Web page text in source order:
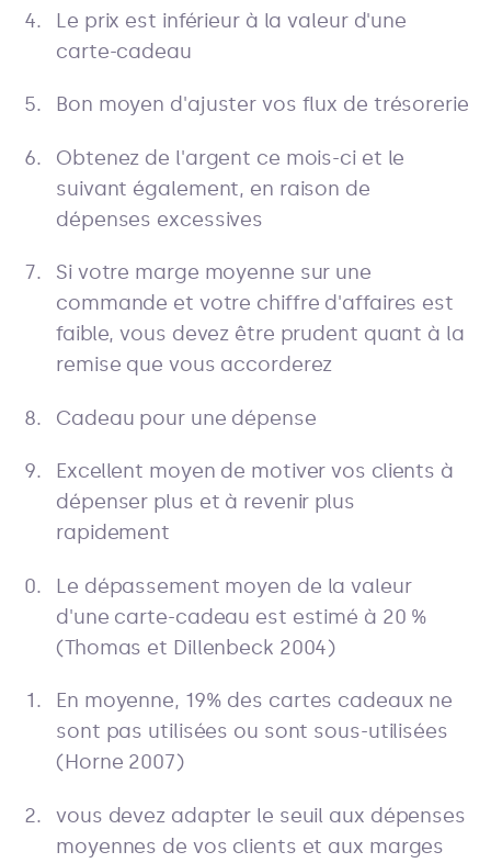
Le prix est inférieur à la valeur d'une
carte-cadeau
Bon moyen d'ajuster vos flux de trésorerie
Obtenez de l'argent ce mois-ci et le
suivant également, en raison de
dépenses excessives
Si votre marge moyenne sur une
commande et votre chiffre d'affaires est
faible, vous devez être prudent quant à la
remise que vous accorderez
Cadeau pour une dépense
Excellent moyen de motiver vos clients à
dépenser plus et à revenir plus
rapidement
Le dépassement moyen de la valeur
d'une carte-cadeau est estimé à 20 %
(Thomas et Dillenbeck 2004)
En moyenne, 19% des cartes cadeaux ne
sont pas utilisées ou sont sous-utilisées
(Horne 2007)
vous devez adapter le seuil aux dépenses
moyennes de vos clients et aux marges